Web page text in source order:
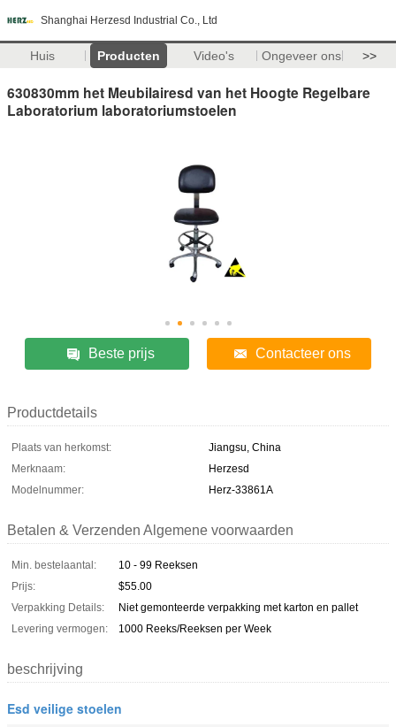
Shanghai Herzesd Industrial Co., Ltd
Huis Producten Video's Ongeveer ons >>
630830mm het Meubilairesd van het Hoogte Regelbare
Laboratorium laboratoriumstoelen
Beste prijs Contacteer ons
Productdetails
Plaats van herkomst:
Jiangsu, China
Merknaam:
Herzesd
Modelnummer:
Herz-33861A
Betalen & Verzenden Algemene voorwaarden
Min. bestelaantal:
10 - 99 Reeksen
Prijs:
$55.00
Verpakking Details:
Niet gemonteerde verpakking met karton en pallet
Levering vermogen:
1000 Reeks/Reeksen per Week
beschrijving
Esd veilige stoelen